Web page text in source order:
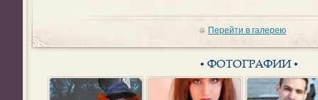
Перейти в галерею
• ФОТОГРАФИИ •